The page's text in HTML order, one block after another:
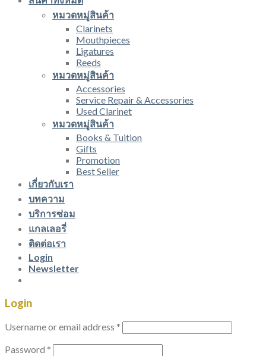
หมวดหมู่สินค้า
Clarinets
Mouthpieces
Ligatures
Reeds
หมวดหมู่สินค้า
Accessories
Service Repair & Accessories
Used Clarinet
หมวดหมู่สินค้า
Books & Tuition
Gifts
Promotion
Best Seller
เกี่ยวกับเรา
บทความ
บริการซ่อม
แกลเลอรี่
ติดต่อเรา
Login
Newsletter
Login
Username or email address *
Password *